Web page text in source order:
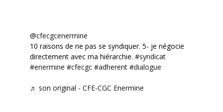
@cfecgcenermine
10 raisons de ne pas se syndiquer. 5- je négocie
directement avec ma hiérarchie. #syndicat
#enermine #cfecgc #adherent #dialogue
♬ son original - CFE-CGC Enermine